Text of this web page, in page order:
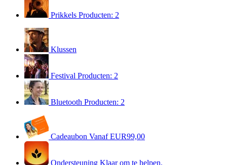
Prikkels Producten: 2
Klussen
Festival Producten: 2
Bluetooth Producten: 2
Cadeaubon Vanaf EUR99,00
Ondersteuning Klaar om te helpen.